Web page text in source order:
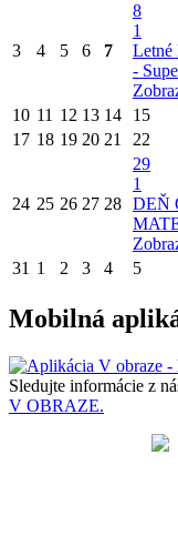
3 4 5 6 7
8
1
Letné
-
10 11 12 13 14 15
17 18 19 20 21 22
24 25 26 27 28
29
1
DEŇ
31 1 2 3 4 5
Mobilná
Sledujte informácie z
V OBRAZE.